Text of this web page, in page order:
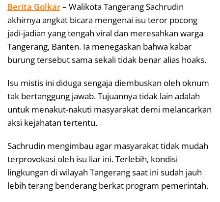
Berita Golkar– Walikota Tangerang Sachrudin
akhirnya angkat bicara mengenai isu teror pocong
jadi-jadian yang tengah viral dan meresahkan warga
Tangerang, Banten. Ia menegaskan bahwa kabar
burung tersebut sama sekali tidak benar alias hoaks.
Isu mistis ini diduga sengaja diembuskan oleh oknum
tak bertanggung jawab. Tujuannya tidak lain adalah
untuk menakut-nakuti masyarakat demi melancarkan
aksi kejahatan tertentu.
Sachrudin mengimbau agar masyarakat tidak mudah
terprovokasi oleh isu liar ini. Terlebih, kondisi
lingkungan di wilayah Tangerang saat ini sudah jauh
lebih terang benderang berkat program pemerintah.